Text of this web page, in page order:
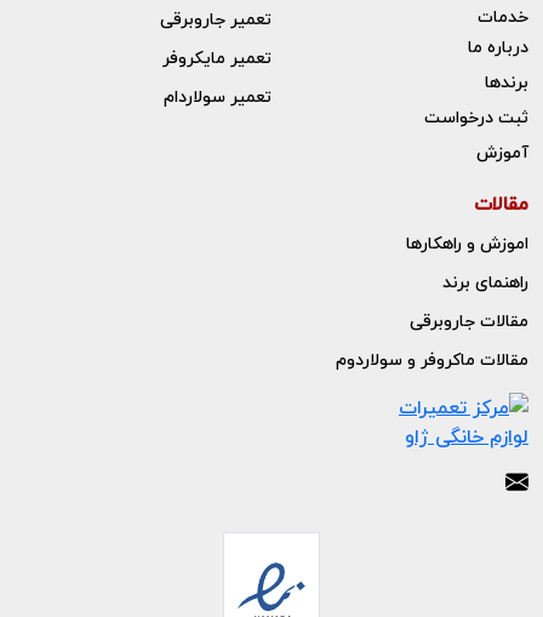
خدمات
درباره ما
برندها
ثبت درخواست
آموزش
تعمیر جاروبرقی
تعمیر مایکروفر
تعمیر سولاردام
مقالات
اموزش و راهکارها
راهنمای برند
مقالات جاروبرقی
مقالات ماکروفر و سولاردوم